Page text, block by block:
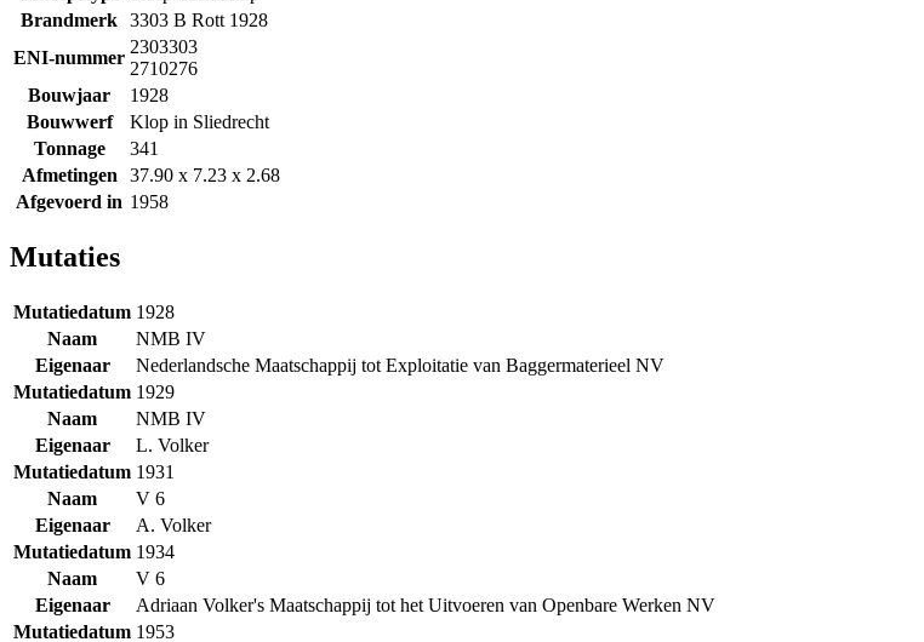
Brandmerk 3303 B Rott 1928
ENI-nummer
2303303
2710276
Bouwjaar
1928
Bouwwerf
Klop in Sliedrecht
Tonnage
341
Afmetingen
37.90 x 7.23 x 2.68
Afgevoerd in 1958
Mutaties
Mutatiedatum 1928
Naam
NMB IV
Eigenaar
Nederlandsche Maatschappij tot Exploitatie van Baggermaterieel NV
Mutatiedatum 1929
Naam
NMB IV
Eigenaar
L. Volker
Mutatiedatum 1931
Naam
V 6
Eigenaar
A. Volker
Mutatiedatum 1934
Naam
V 6
Eigenaar
Adriaan Volker's Maatschappij tot het Uitvoeren van Openbare Werken NV
Mutatiedatum 1953